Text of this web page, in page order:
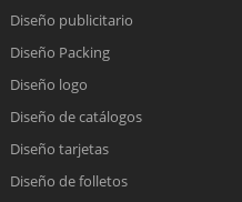
Diseño publicitario
Diseño Packing
Diseño logo
Diseño de catálogos
Diseño tarjetas
Diseño de folletos